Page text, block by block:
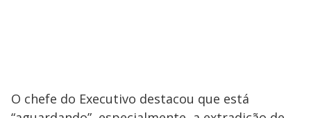
O chefe do Executivo destacou que está